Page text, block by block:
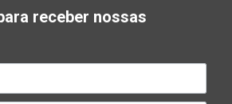
receber nossas